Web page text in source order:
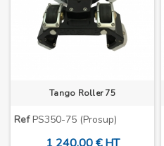
Tango Roller 75
RefPS350-75 (Prosup)